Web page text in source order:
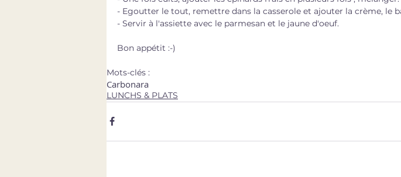
- Egoutter le tout, remettre dans la casserole et ajouter la crème, le
- Servir à l'assiette avec le parmesan et le jaune d'oeuf.
Bon appétit :-)
Mots-clés :
Carbonara
LUNCHS & PLATS